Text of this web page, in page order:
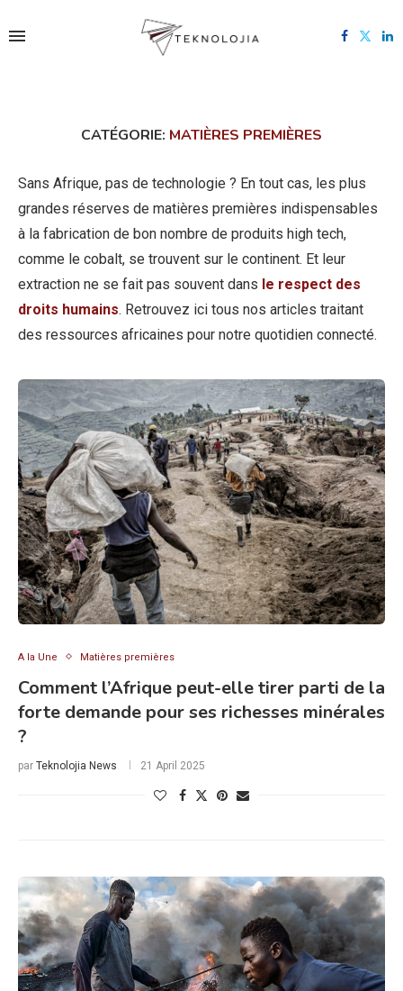
CATÉGORIE: MATIÈRES PREMIÈRES
Sans Afrique, pas de technologie ? En tout cas, les plus
grandes réserves de matières premières indispensables
à la fabrication de bon nombre de produits high tech,
comme le cobalt, se trouvent sur le continent. Et leur
extraction ne se fait pas souvent dans le respect des
droits humains. Retrouvez ici tous nos articles traitant
des ressources africaines pour notre quotidien connecté.
A la Une Matières premières
Comment l’Afrique peut-elle tirer parti de la
forte demande pour ses richesses minérales
?
par Teknolojia News 21 April 2025